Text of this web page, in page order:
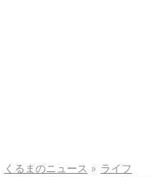
くるまのニュース
ライフ